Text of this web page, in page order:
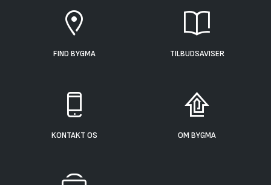
FIND BYGMA TILBUDSAVISER
KONTAKT OS OM BYGMA